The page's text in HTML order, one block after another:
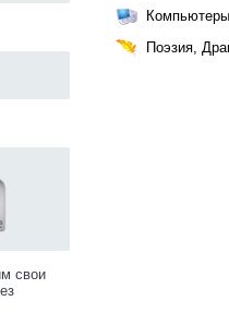
свои
Поэзия,